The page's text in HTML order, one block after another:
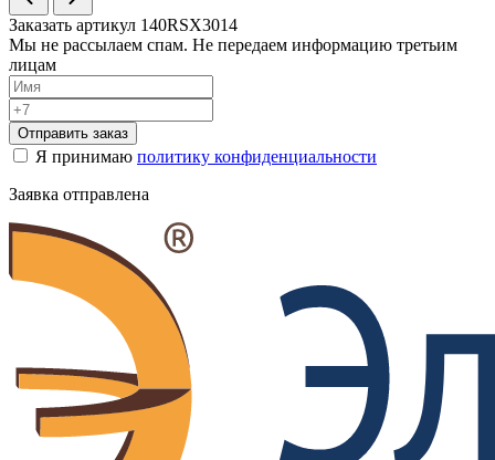
Заказать артикул 140RSX3014
Мы не рассылаем спам. Не передаем информацию третьим
лицам
Отправить заказ
Я принимаю политику конфиденциальности
Заявка отправлена